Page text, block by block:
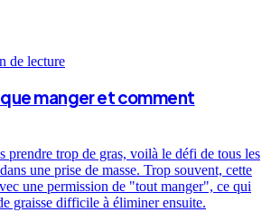
de lecture
que manger et comment
prendre trop de gras, voilà le défi de tous les
une prise de masse. Trop souvent, cette
une permission de "tout manger", ce qui
graisse difficile à éliminer ensuite.